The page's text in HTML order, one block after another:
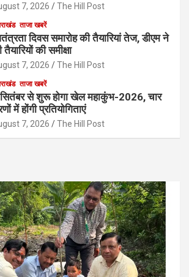
7, 2026 The Hill Post
ताजा खबरें
दिवस समारोह की तैयारियां तेज, डीएम ने
तैयारियों की समीक्षा
7, 2026 The Hill Post
ताजा खबरें
से शुरू होगा खेल महाकुंभ-2026, चार
में होंगी प्रतियोगिताएं
7, 2026 The Hill Post